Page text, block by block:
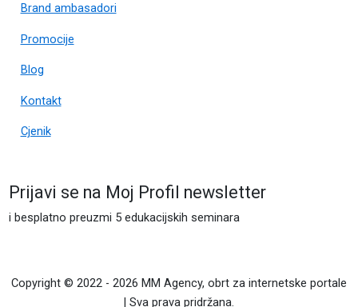
Brand ambasadori
Promocije
Blog
Kontakt
Cjenik
Prijavi se na Moj Profil newsletter
i besplatno preuzmi 5 edukacijskih seminara
Copyright © 2022 - 2026 MM Agency, obrt za internetske portale
| Sva prava pridržana.